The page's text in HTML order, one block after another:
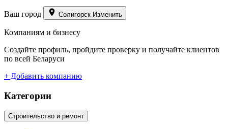
Ваш город Солигорск Изменить
Компаниям и бизнесу
Создайте профиль, пройдите проверку и получайте клиентов
по всей Беларуси
+ Добавить компанию
Категории
Строительство и ремонт